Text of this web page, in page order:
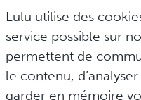
Lulu utilise des
service possible sur
permettent de
le contenu,
garder en mémoire